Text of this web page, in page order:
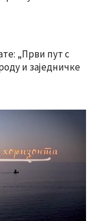
„Први пут с
и заједничке